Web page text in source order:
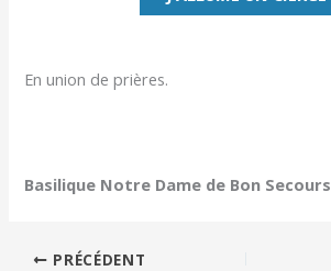
En union de prières.
Basilique Notre Dame de Bon Secours
PRÉCÉDENT